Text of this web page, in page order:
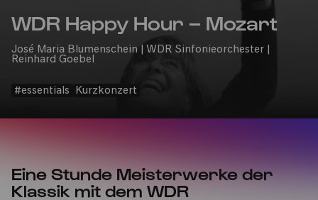
WDR Happy Hour – Mozart
José Maria Blumenschein | WDR Sinfonieorchester |
Reinhard Goebel
#essentials Kurzkonzert
Eine Stunde Meisterwerke der
Klassik mit dem WDR